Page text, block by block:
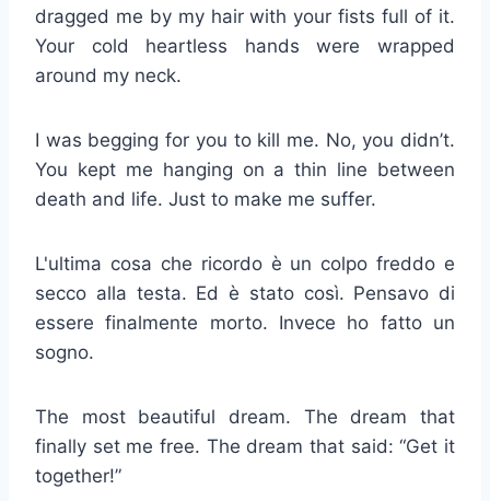
dragged me by my hair with your fists full of it.
Your cold heartless hands were wrapped
around my neck.
I was begging for you to kill me. No, you didn’t.
You kept me hanging on a thin line between
death and life. Just to make me suffer.
L'ultima cosa che ricordo è un colpo freddo e
secco alla testa. Ed è stato così. Pensavo di
essere finalmente morto. Invece ho fatto un
sogno.
The most beautiful dream. The dream that
finally set me free. The dream that said: “Get it
together!”